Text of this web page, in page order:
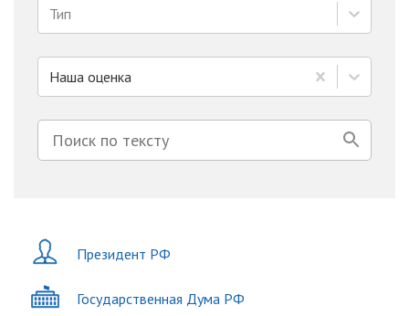
Тип
Наша оценка
Президент РФ
Государственная Дума РФ